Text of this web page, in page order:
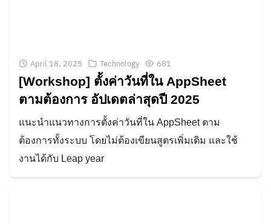
April 18, 2025 Technology 681
[Workshop] ตั้งค่าวันที่ใน AppSheet
ตามต้องการ อัปเดตล่าสุดปี 2025
แนะนำแนวทางการตั้งค่าวันที่ใน AppSheet ตาม
ต้องการทั้งระบบ โดยไม่ต้องเขียนสูตรเพิ่มเติม และใช้
งานได้กับ Leap year